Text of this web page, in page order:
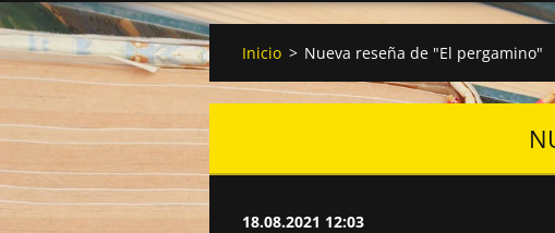
VELASCO
Inicio > Nueva reseña de "El pergamino"
18.08.2021 12:03